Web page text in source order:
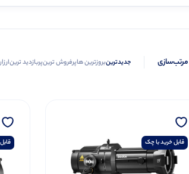
مرتب‌سازی جدیدترینبروزترین هاپرفروش ترینپربازدید ترین
قابل خرید با چک